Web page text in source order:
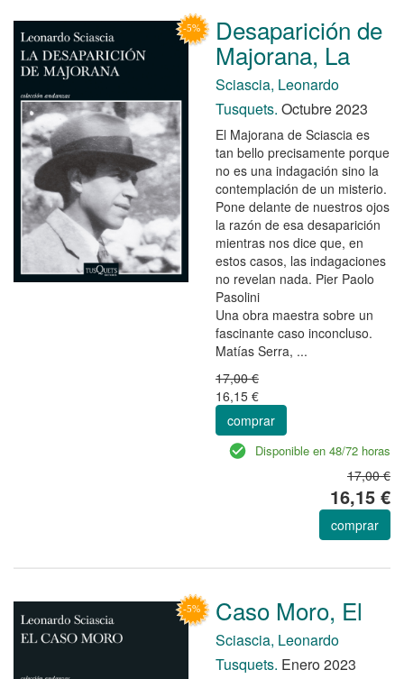
Desaparición de
Majorana, La
Sciascia, Leonardo
Tusquets. Octubre 2023
El Majorana de Sciascia es
tan bello precisamente porque
no es una indagación sino la
contemplación de un misterio.
Pone delante de nuestros ojos
la razón de esa desaparición
mientras nos dice que, en
estos casos, las indagaciones
no revelan nada. Pier Paolo
Pasolini
Una obra maestra sobre un
fascinante caso inconcluso.
Matías Serra, ...
17,00 €
16,15 €
comprar
Disponible en 48/72 horas
17,00 €
16,15 €
comprar
Caso Moro, El
Sciascia, Leonardo
Tusquets. Enero 2023